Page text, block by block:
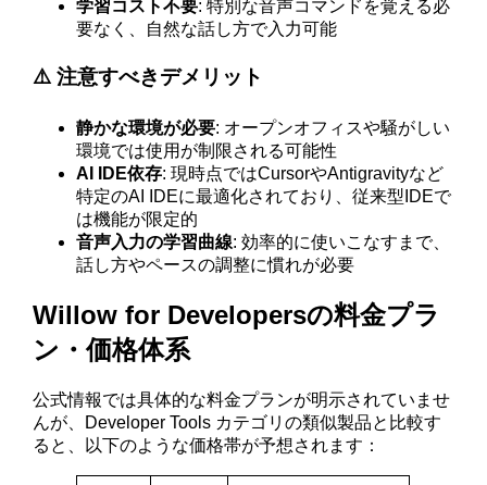
学習コスト不要: 特別な音声コマンドを覚える必
要なく、自然な話し方で入力可能
⚠️ 注意すべきデメリット
静かな環境が必要: オープンオフィスや騒がしい
環境では使用が制限される可能性
AI IDE依存: 現時点ではCursorやAntigravityなど
特定のAI IDEに最適化されており、従来型IDEで
は機能が限定的
音声入力の学習曲線: 効率的に使いこなすまで、
話し方やペースの調整に慣れが必要
Willow for Developersの料金プラ
ン・価格体系
公式情報では具体的な料金プランが明示されていませ
んが、Developer Tools カテゴリの類似製品と比較す
ると、以下のような価格帯が予想されます：